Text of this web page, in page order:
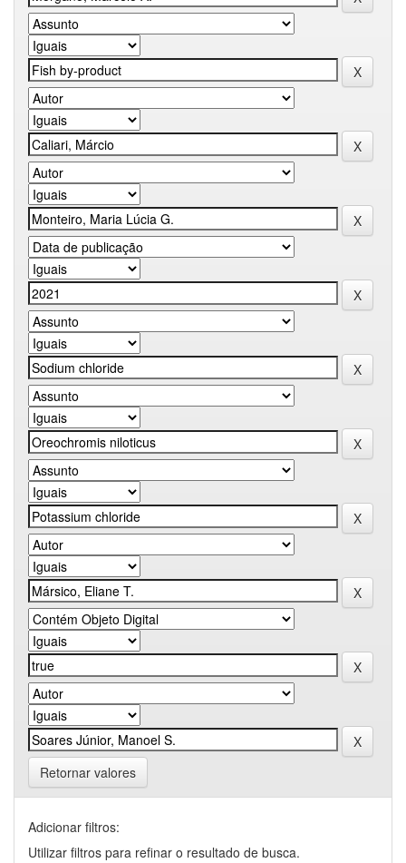
Retornar valores
Adicionar filtros:
Utilizar filtros para refinar o resultado de busca.